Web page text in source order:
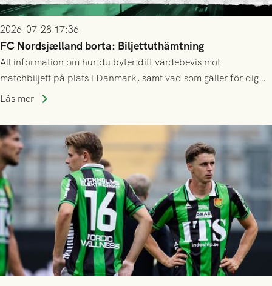
2026-07-28 17:36
FC Nordsjælland borta: Biljettuthämtning
All information om hur du byter ditt värdebevis mot
matchbiljett på plats i Danmark, samt vad som gäller för dig
som står på reservlista eller fått förhinder.
Läs mer